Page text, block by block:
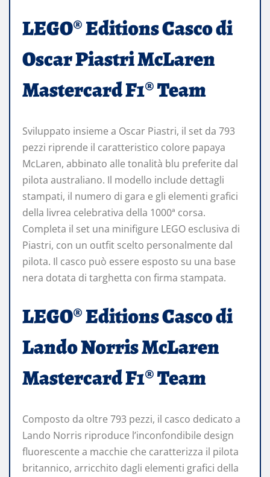
LEGO® Editions Casco di
Oscar Piastri McLaren
Mastercard F1® Team
Sviluppato insieme a Oscar Piastri, il set da 793
pezzi riprende il caratteristico colore papaya
McLaren, abbinato alle tonalità blu preferite dal
pilota australiano. Il modello include dettagli
stampati, il numero di gara e gli elementi grafici
della livrea celebrativa della 1000ª corsa.
Completa il set una minifigure LEGO esclusiva di
Piastri, con un outfit scelto personalmente dal
pilota. Il casco può essere esposto su una base
nera dotata di targhetta con firma stampata.
LEGO® Editions Casco di
Lando Norris McLaren
Mastercard F1® Team
Composto da oltre 793 pezzi, il casco dedicato a
Lando Norris riproduce l’inconfondibile design
fluorescente a macchie che caratterizza il pilota
britannico, arricchito dagli elementi grafici della